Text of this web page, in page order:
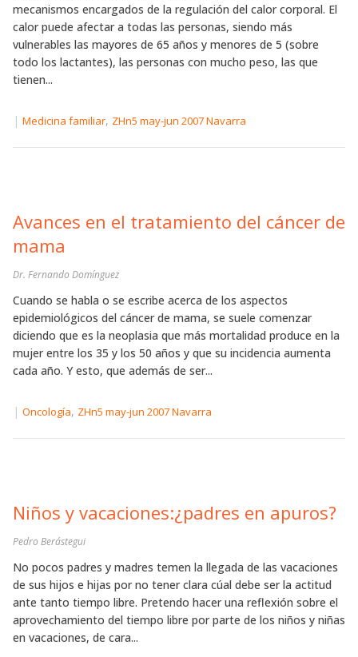
mecanismos encargados de la regulación del calor corporal. El
calor puede afectar a todas las personas, siendo más
vulnerables las mayores de 65 años y menores de 5 (sobre
todo los lactantes), las personas con mucho peso, las que
tienen...
| Medicina familiar, ZHn5 may-jun 2007 Navarra
Avances en el tratamiento del cáncer de
mama
Dr. Fernando Domínguez
Cuando se habla o se escribe acerca de los aspectos
epidemiológicos del cáncer de mama, se suele comenzar
diciendo que es la neoplasia que más mortalidad produce en la
mujer entre los 35 y los 50 años y que su incidencia aumenta
cada año. Y esto, que además de ser...
| Oncología, ZHn5 may-jun 2007 Navarra
Niños y vacaciones:¿padres en apuros?
Pedro Berástegui
No pocos padres y madres temen la llegada de las vacaciones
de sus hijos e hijas por no tener clara cúal debe ser la actitud
ante tanto tiempo libre. Pretendo hacer una reflexión sobre el
aprovechamiento del tiempo libre por parte de los niños y niñas
en vacaciones, de cara...